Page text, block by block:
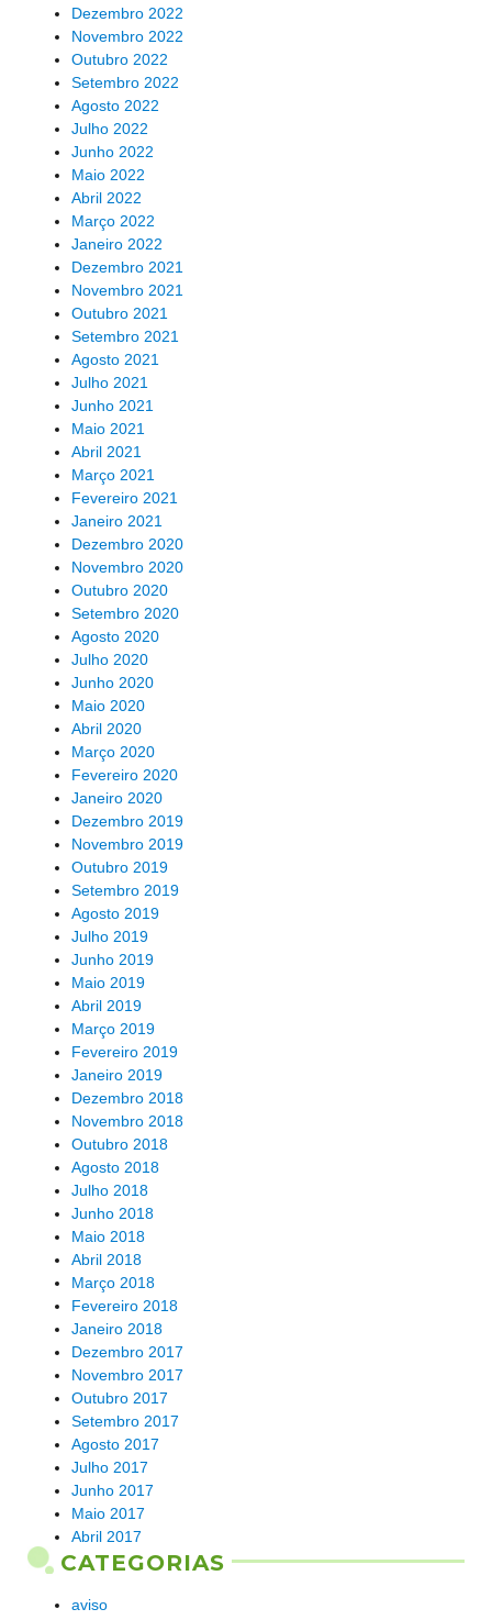
Dezembro 2022
Novembro 2022
Outubro 2022
Setembro 2022
Agosto 2022
Julho 2022
Junho 2022
Maio 2022
Abril 2022
Março 2022
Janeiro 2022
Dezembro 2021
Novembro 2021
Outubro 2021
Setembro 2021
Agosto 2021
Julho 2021
Junho 2021
Maio 2021
Abril 2021
Março 2021
Fevereiro 2021
Janeiro 2021
Dezembro 2020
Novembro 2020
Outubro 2020
Setembro 2020
Agosto 2020
Julho 2020
Junho 2020
Maio 2020
Abril 2020
Março 2020
Fevereiro 2020
Janeiro 2020
Dezembro 2019
Novembro 2019
Outubro 2019
Setembro 2019
Agosto 2019
Julho 2019
Junho 2019
Maio 2019
Abril 2019
Março 2019
Fevereiro 2019
Janeiro 2019
Dezembro 2018
Novembro 2018
Outubro 2018
Agosto 2018
Julho 2018
Junho 2018
Maio 2018
Abril 2018
Março 2018
Fevereiro 2018
Janeiro 2018
Dezembro 2017
Novembro 2017
Outubro 2017
Setembro 2017
Agosto 2017
Julho 2017
Junho 2017
Maio 2017
Abril 2017
CATEGORIAS
aviso